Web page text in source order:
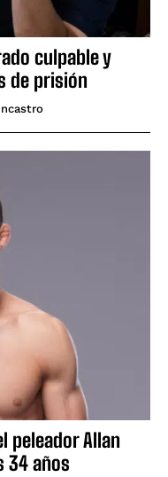
culpable y
de prisión
peleador Allan
34 años